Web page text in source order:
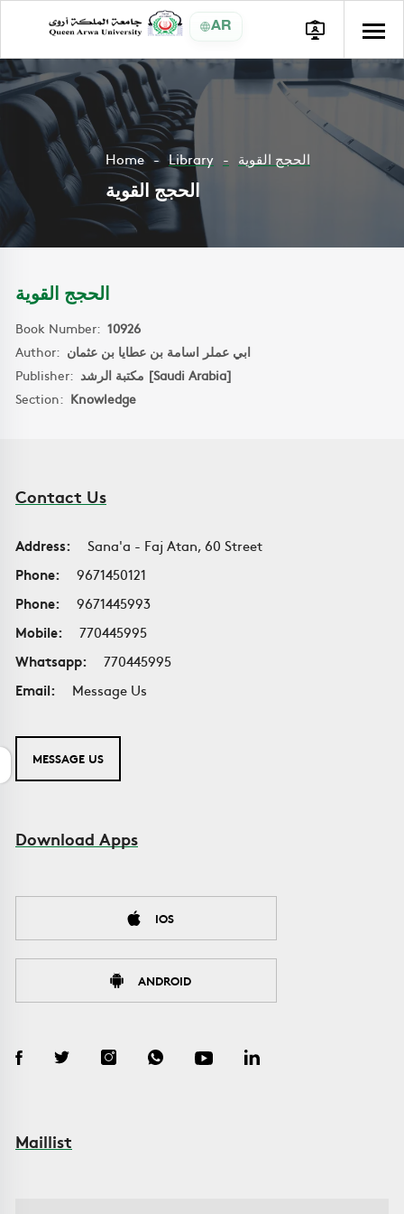
AR
Home Library الحجج القوية
الحجج القوية
الحجج القوية
Book Number: 10926
Author: ابي عملر اسامة بن عطايا بن عثمان
Publisher:
مكتبة الرشد [Saudi Arabia]
Section: Knowledge
Contact Us
Address:
Sana'a - Faj Atan, 60 Street
Phone:
9671450121
Phone:
9671445993
Mobile:
770445995
Whatsapp:
770445995
Email:
Message Us
MESSAGE US
Download Apps
IOS
ANDROID
Maillist